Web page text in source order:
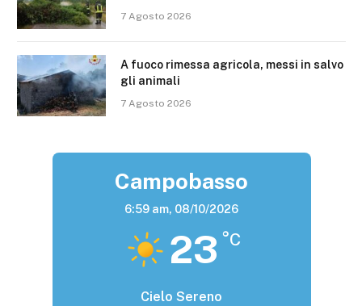
7 Agosto 2026
A fuoco rimessa agricola, messi in salvo
gli animali
7 Agosto 2026
Campobasso
6:59 am, 08/10/2026
23 °C
Cielo Sereno